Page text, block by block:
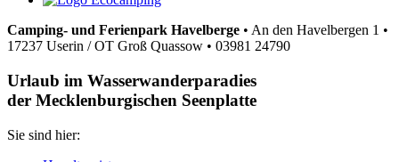
Camping- und Ferienpark Havelberge • An den Havelbergen 1 •
17237 Userin / OT Groß Quassow • 03981 24790
Urlaub im Wasserwanderparadies
der Mecklenburgischen Seenplatte
Sie sind hier: